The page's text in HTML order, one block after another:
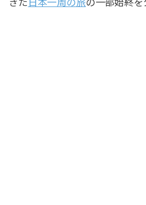
ぎた 日本一周の旅の一部始終を